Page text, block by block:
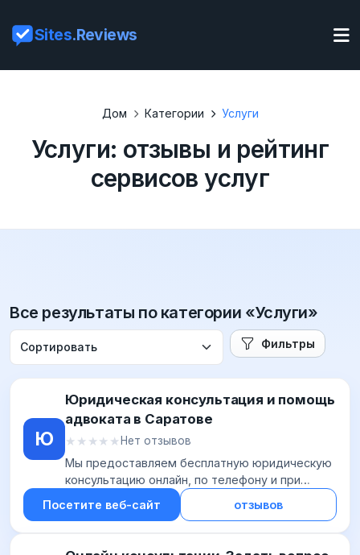
Sites.Reviews
Дом Категории Услуги
Услуги: отзывы и рейтинг
сервисов услуг
Все результаты по категории «Услуги»
Фильтры
Ю
Юридическая консультация и помощь
адвоката в Саратове
★★★★★
★★★★★ Нет отзывов
Мы предоставляем бесплатную юридическую
консультацию онлайн, по телефону и при
встрече. Оказываем любую юридическую
помощь в Саратове на самом высоком уровне.
Посетите веб-сайт отзывов